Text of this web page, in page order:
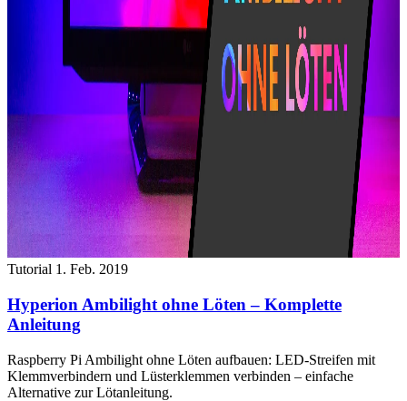
Tutorial 1. Feb. 2019
Hyperion Ambilight ohne Löten – Komplette
Anleitung
Raspberry Pi Ambilight ohne Löten aufbauen: LED-Streifen mit
Klemmverbindern und Lüsterklemmen verbinden – einfache
Alternative zur Lötanleitung.